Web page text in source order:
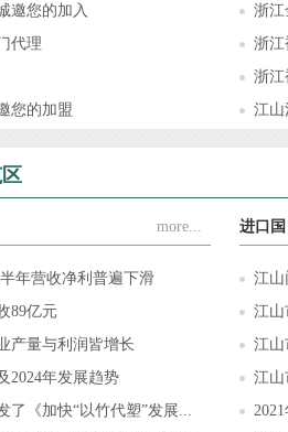
邀您的加入
代理
您的加盟
浙江
浙江
浙江
江山
more...
年营收净利普遍下滑
89亿元
产量与利润皆增长
2024年发展趋势
了《加快“以竹代塑”发展...
进口
江山
江山
江山
江山